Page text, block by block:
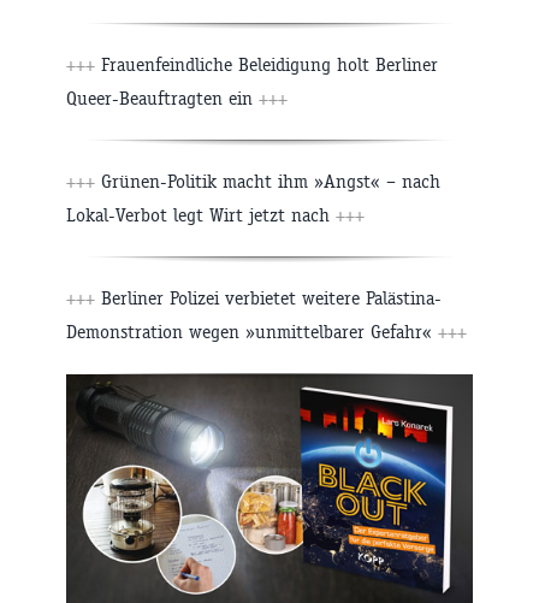
+++ Frauenfeindliche Beleidigung holt Berliner
Queer-Beauftragten ein +++
+++ Grünen-Politik macht ihm »Angst« – nach
Lokal-Verbot legt Wirt jetzt nach +++
+++ Berliner Polizei verbietet weitere Palästina-
Demonstration wegen »unmittelbarer Gefahr« +++